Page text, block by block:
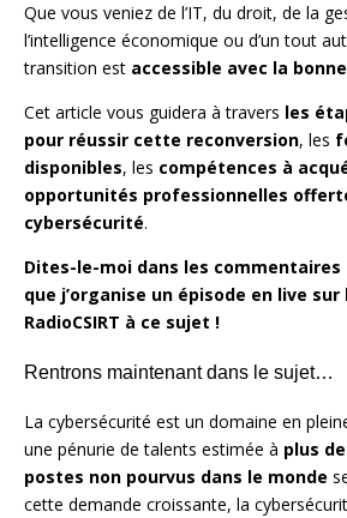
Que vous veniez de l’IT, du droit, de la
l’intelligence économique ou d’un tout
transition est accessible avec la
Cet article vous guidera à travers les
pour réussir cette reconversion, les
disponibles, les compétences à
opportunités professionnelles
cybersécurité.
Dites-le-moi dans les commentaires
que j’organise un épisode en live
RadioCSIRT à ce sujet !
Rentrons maintenant dans le sujet…
La cybersécurité est un domaine en
une pénurie de talents estimée à plus
postes non pourvus dans le monde
cette demande croissante, la